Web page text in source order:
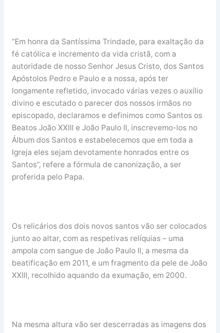
“Em honra da Santíssima Trindade, para exaltação da
fé católica e incremento da vida cristã, com a
autoridade de nosso Senhor Jesus Cristo, dos Santos
Apóstolos Pedro e Paulo e a nossa, após ter
longamente refletido, invocado várias vezes o auxílio
divino e escutado o parecer dos nossos irmãos no
episcopado, declaramos e definimos como Santos os
Beatos João XXIII e João Paulo II, inscrevemo-los no
Álbum dos Santos e estabelecemos que em toda a
Igreja eles sejam devotamente honrados entre os
Santos”, refere a fórmula de canonização, a ser
proferida pelo Papa.
Os relicários dos dois novos santos vão ser colocados
junto ao altar, com as respetivas relíquias – uma
ampola com sangue de João Paulo II, a mesma da
beatificação em 2011, e um fragmento da pele de João
XXIII, recolhido aquando da exumação, em 2000.
Na mesma altura vão ser descerradas as imagens dos